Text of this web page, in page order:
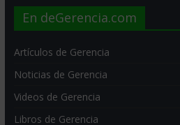
En deGerencia.com
Artículos de Gerencia
Noticias de Gerencia
Videos de Gerencia
Libros de Gerencia